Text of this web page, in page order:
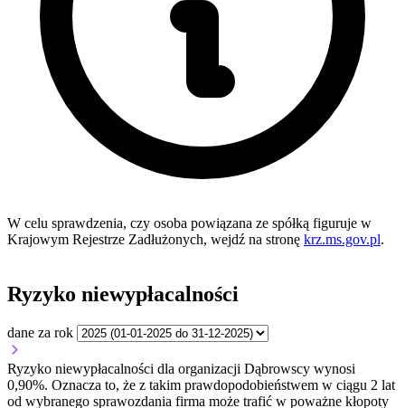
W celu sprawdzenia, czy osoba powiązana ze spółką figuruje w
Krajowym Rejestrze Zadłużonych, wejdź na stronę krz.ms.gov.pl.
Ryzyko niewypłacalności
dane za rok
Ryzyko niewypłacalności dla organizacji Dąbrowscy wynosi
0,90%. Oznacza to, że z takim prawdopodobieństwem w ciągu 2 lat
od wybranego sprawozdania firma może trafić w poważne kłopoty